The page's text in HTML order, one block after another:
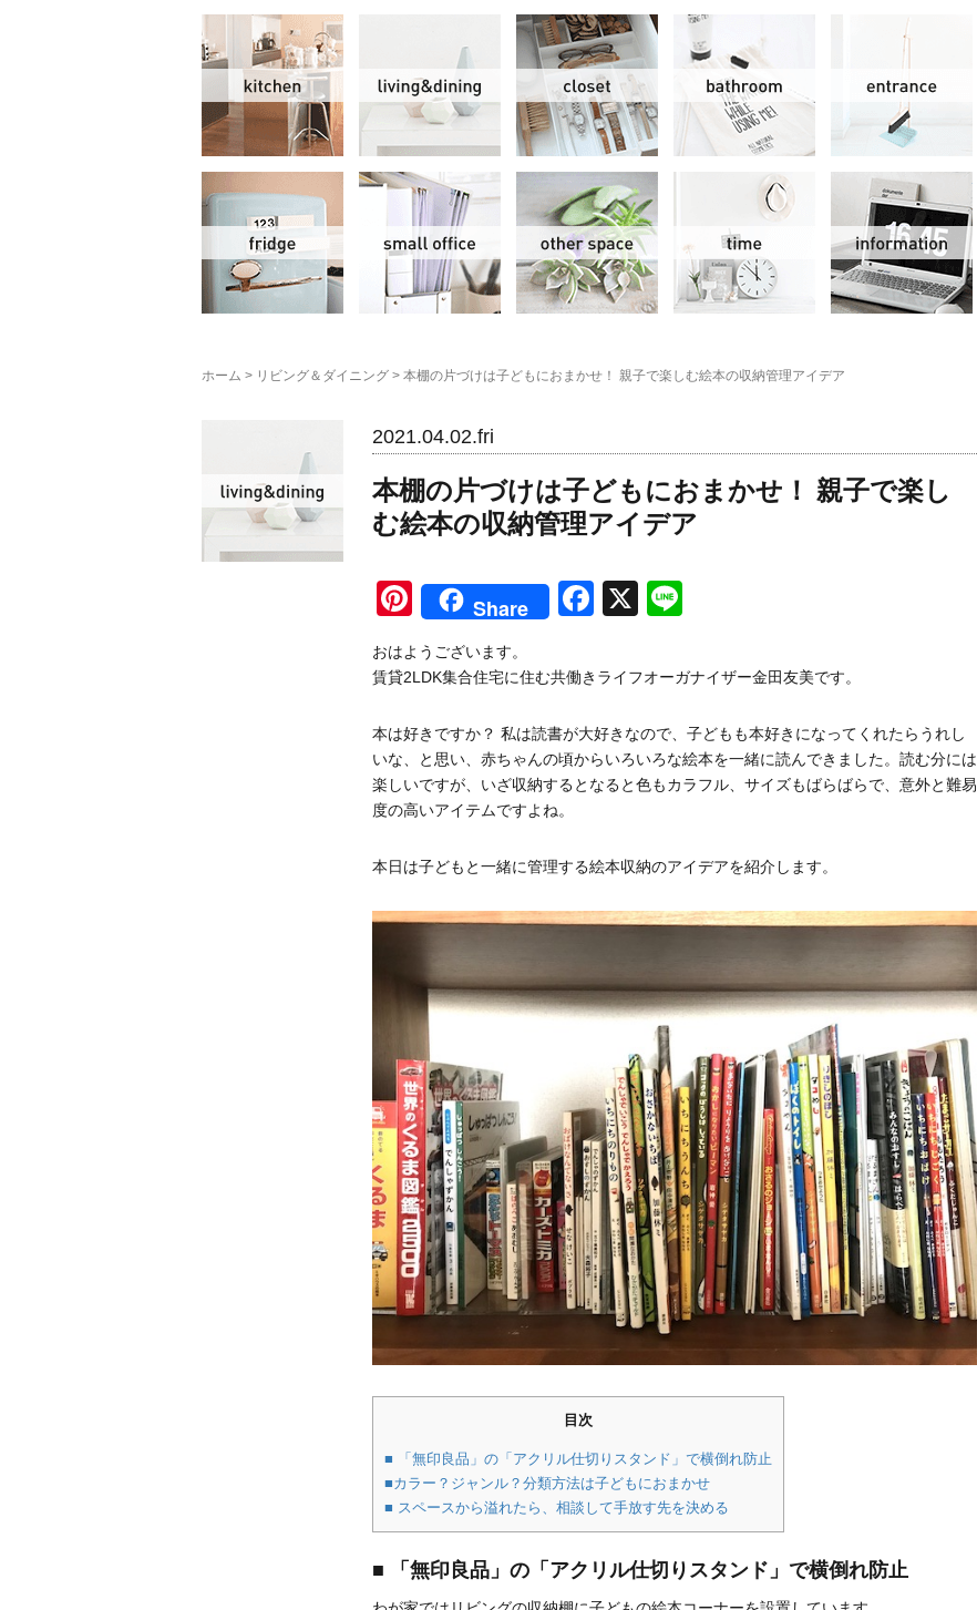
リビング＆ダイニング クローゼット
冷蔵庫 スモールオフィス
ホーム > リビング＆ダイニング > 本棚の片づけは子どもにおまかせ！ 親子で楽しむ絵本の収納管理アイデア
リビング＆ダイニング
2021.04.02.fri
本棚の片づけは子どもにおまかせ！ 親子で楽し
む絵本の収納管理アイデア
Pinterest
Share Facebook
X
おはようございます。
賃貸2LDK集合住宅に住む共働きライフオーガナイザー金田友美です。
本は好きですか？ 私は読書が大好きなので、子どもも本好きになってくれたらうれし
いな、と思い、赤ちゃんの頃からいろいろな絵本を一緒に読んできました。読む分には
楽しいですが、いざ収納するとなると色もカラフル、サイズもばらばらで、意外と難易
度の高いアイテムですよね。
本日は子どもと一緒に管理する絵本収納のアイデアを紹介します。
目次
■ 「無印良品」の「アクリル仕切りスタンド」で横倒れ防止
■カラー？ジャンル？分類方法は子どもにおまかせ
■ スペースから溢れたら、相談して手放す先を決める
■ 「無印良品」の「アクリル仕切りスタンド」で横倒れ防止